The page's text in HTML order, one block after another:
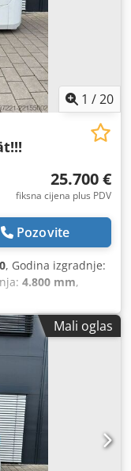
1 /20
25.700 €
fiksna cijena plus PDV
Pozovite
, Godina izgradnje:
4.800 mm,
, građevinska
V, duljina vilica:
200/50-10 non-
8 non marking
Mali oglas